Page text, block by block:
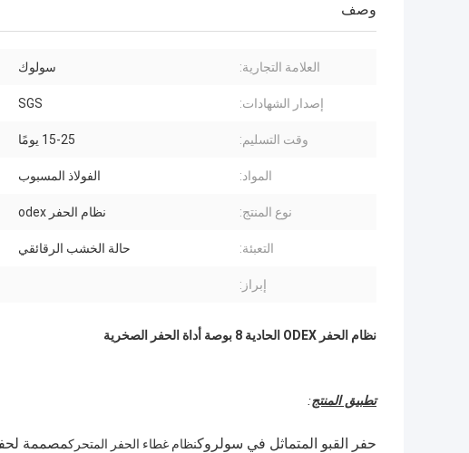
وصف
العلامة التجارية: سولوك
إصدار الشهادات: SGS
وقت التسليم: 15-25 يومًا
المواد: الفولاذ المسبوب
نوع المنتج: نظام الحفر odex
التعبئة: حالة الخشب الرقائقي
إبراز:
نظام الحفر ODEX الحادية 8 بوصة أداة الحفر الصخرية
تطبيق المنتج:
حفر القبو المتماثل في سولروكنظام غطاء الحفر المتحرك